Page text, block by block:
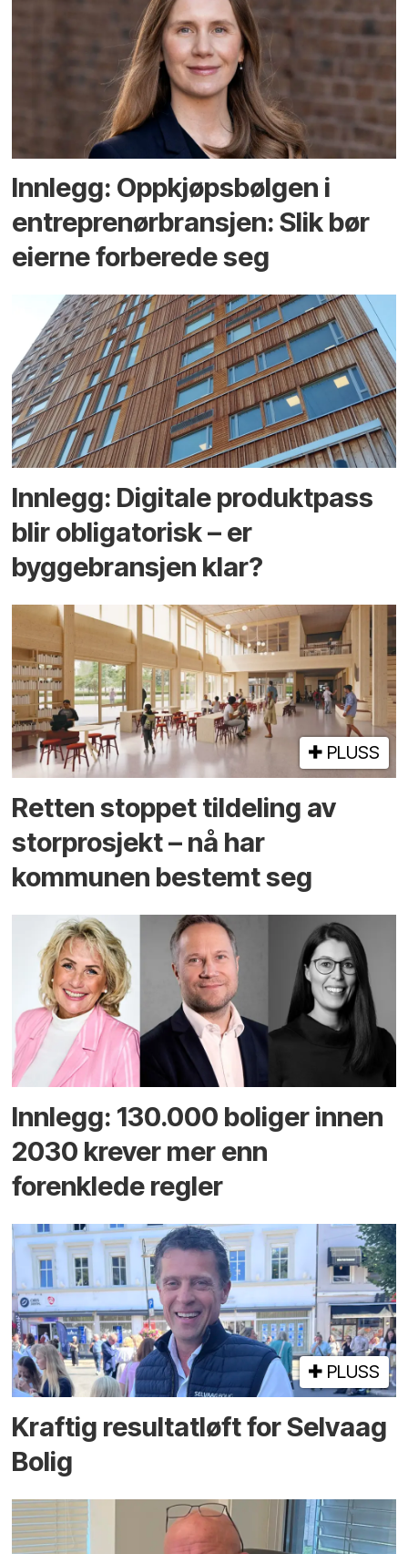
Innlegg: Oppkjøps­bølgen i
entreprenør­bransjen: Slik bør
eierne forberede seg
Innlegg: Digitale produktpass
blir obligatorisk – er
byggebransjen klar?
PLUSS
Retten stoppet tildeling av
storprosjekt – nå har
kommunen bestemt seg
Innlegg: 130.000 boliger innen
2030 krever mer enn
forenklede regler
PLUSS
Kraftig resultatløft for Selvaag
Bolig